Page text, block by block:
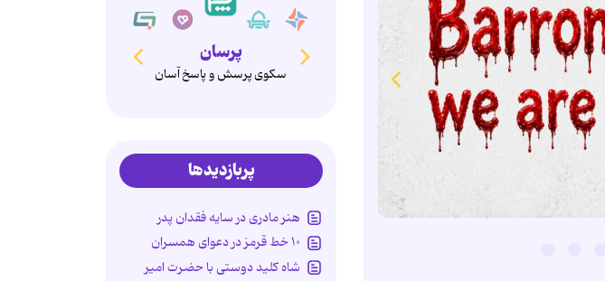
پرسان
سکوی پرسش و پاسخ آسان
پربازدیدها
هنر مادری در سایه‌ فقدان پدر
۱۰ خط قرمز در دعوای همسران
شاه کلید دوستی با حضرت امیر